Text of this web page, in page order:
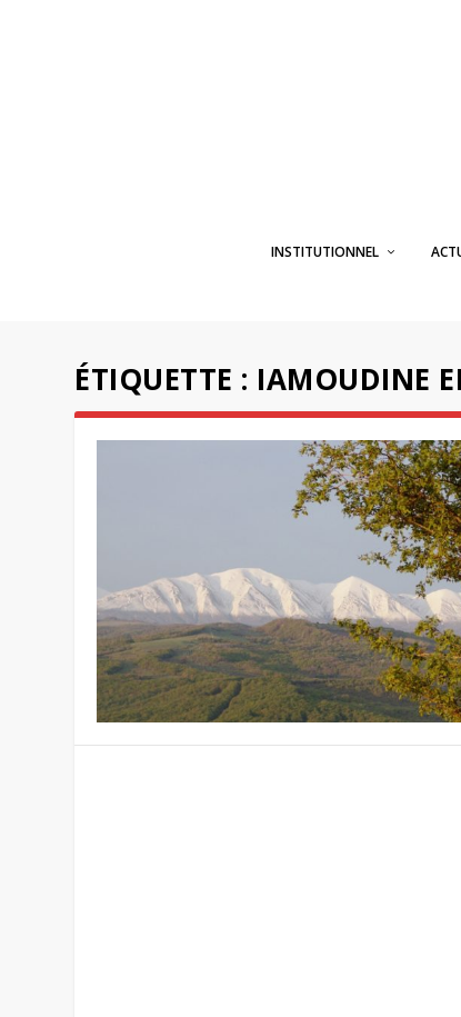
INSTITUTIONNEL
ÉTIQUETTE : IAMOUDINE